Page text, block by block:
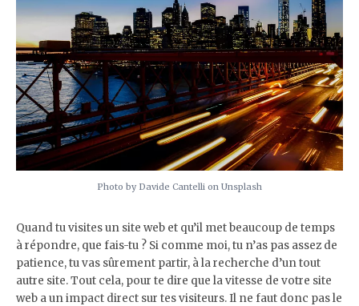
Photo by Davide Cantelli on Unsplash
Quand tu visites un site web et qu’il met beaucoup de temps
à répondre, que fais-tu ? Si comme moi, tu n’as pas assez de
patience, tu vas sûrement partir, à la recherche d’un tout
autre site. Tout cela, pour te dire que la vitesse de votre site
web a un impact direct sur tes visiteurs. Il ne faut donc pas le